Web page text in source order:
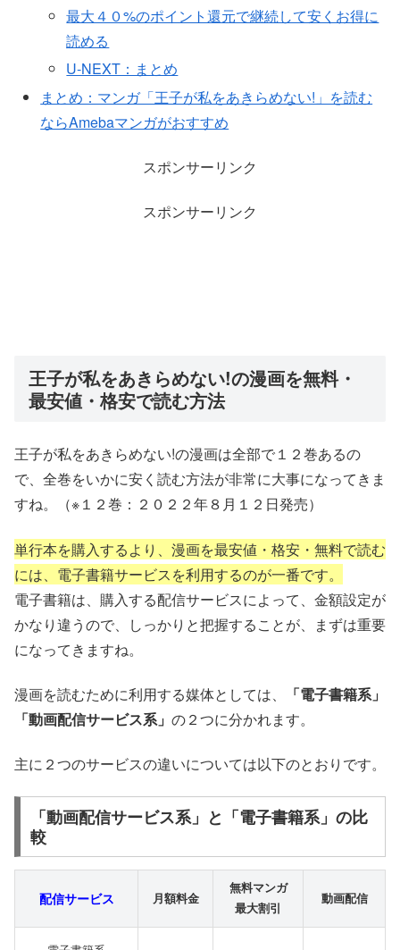
最大４０%のポイント還元で継続して安くお得に
読める
U-NEXT：まとめ
まとめ：マンガ「王子が私をあきらめない!」を読む
ならAmebaマンガがおすすめ
スポンサーリンク
スポンサーリンク
王子が私をあきらめない!の漫画を無料・
最安値・格安で読む方法
王子が私をあきらめない!の漫画は全部で１２巻あるの
で、全巻をいかに安く読む方法が非常に大事になってきま
すね。（※１２巻：２０２２年８月１２日発売）
単行本を購入するより、漫画を最安値・格安・無料で読む
には、電子書籍サービスを利用するのが一番です。
電子書籍は、購入する配信サービスによって、金額設定が
かなり違うので、しっかりと把握することが、まずは重要
になってきますね。
漫画を読むために利用する媒体としては、
「電子書籍系」
「動画配信サービス系」 の２つに分かれます。
主に２つのサービスの違いについては以下のとおりです。
「動画配信サービス系」と「電子書籍系」の比
較
配信サービス 月額料金
無料マンガ
最大割引
動画配信